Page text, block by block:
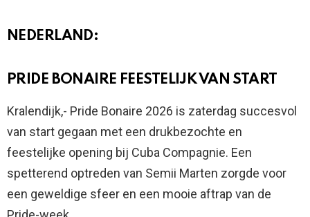
NEDERLAND:
PRIDE BONAIRE FEESTELIJK VAN START
Kralendijk,- Pride Bonaire 2026 is zaterdag succesvol
van start gegaan met een drukbezochte en
feestelijke opening bij Cuba Compagnie. Een
spetterend optreden van Semii Marten zorgde voor
een geweldige sfeer en een mooie aftrap van de